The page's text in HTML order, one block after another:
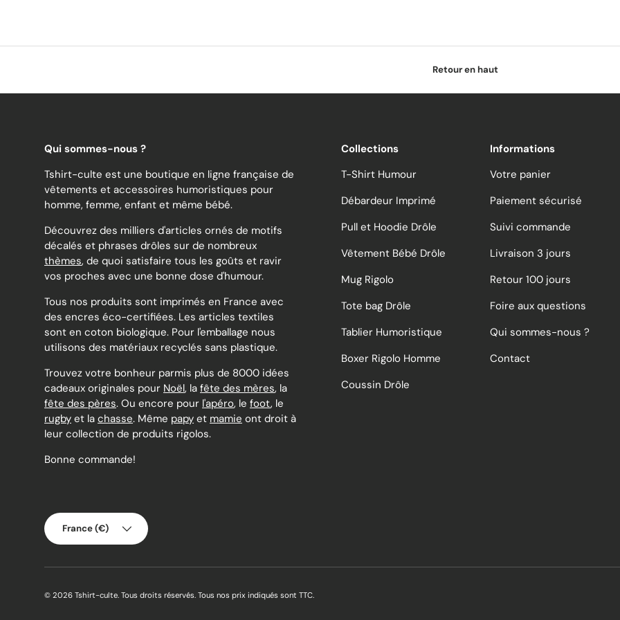
Retour en haut
Qui sommes-nous ?
Tshirt-culte est une boutique en ligne française de
vêtements et accessoires humoristiques pour
homme, femme, enfant et même bébé.
Découvrez des milliers d'articles ornés de motifs
décalés et phrases drôles sur de nombreux
thèmes, de quoi satisfaire tous les goûts et ravir
vos proches avec une bonne dose d'humour.
Tous nos produits sont imprimés en France avec
des encres éco-certifiées. Les articles textiles
sont en coton biologique. Pour l'emballage nous
utilisons des matériaux recyclés sans plastique.
Trouvez votre bonheur parmis plus de 8000 idées
cadeaux originales pour Noël, la fête des mères, la
fête des pères. Ou encore pour l'apéro, le foot, le
rugby et la chasse. Même papy et mamie ont droit à
leur collection de produits rigolos.
Bonne commande!
Collections
T-Shirt Humour
Débardeur Imprimé
Pull et Hoodie Drôle
Vêtement Bébé Drôle
Mug Rigolo
Tote bag Drôle
Tablier Humoristique
Boxer Rigolo Homme
Coussin Drôle
Informations
Votre panier
Paiement sécurisé
Suivi commande
Livraison 3 jours
Retour 100 jours
Foire aux questions
Qui sommes-nous ?
Contact
Pays
France (€)
© 2026 Tshirt-culte Tous droits réservés. Tous nos prix indiqués sont TTC.